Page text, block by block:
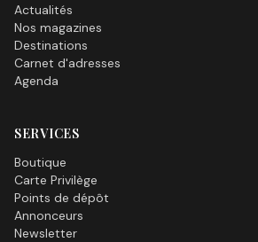
Actualités
Nos magazines
Destinations
Carnet d'adresses
Agenda
SERVICES
Boutique
Carte Privilège
Points de dépôt
Annonceurs
Newsletter